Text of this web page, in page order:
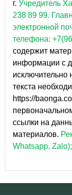
г. Учредитель
238 89 99.
электронной
телефона:
содержит
информации с
исключительно
текста
https://
ссылки на
материалов.
Whatsapp,